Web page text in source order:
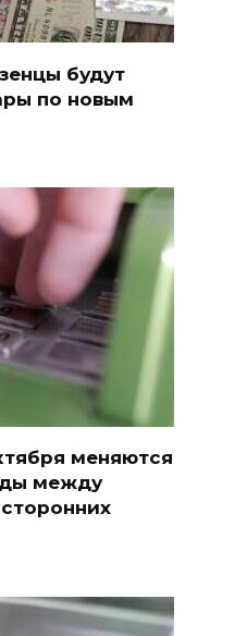
будут
по новым
меняются
между